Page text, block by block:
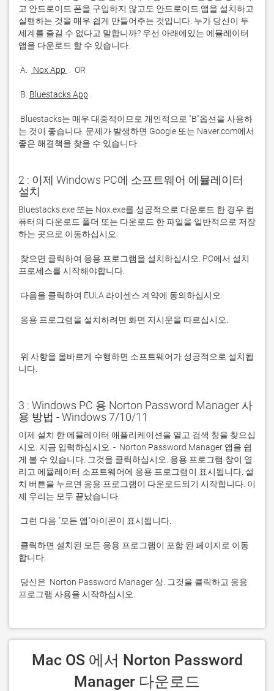
고 안드로이드 폰을 구입하지 않고도 안드로이드 앱을 설치하고
실행하는 것을 매우 쉽게 만들어주는 것입니다. 누가 당신이 두
세계를 즐길 수 없다고 말합니까? 우선 아래에있는 에뮬레이터
A. Nox App
B. Bluestacks App
는 것이 좋습니다. 문제가 발생하면 Google 또는 Naver.com에서
좋은 해결책을 찾을 수 있습니다.
2 : 이제 Windows PC에 소프트웨어 에뮬레이터
설치
Bluestacks.exe 또는 Nox.exe를 성공적으로 다운로드 한 경우 컴
퓨터의 다운로드 폴더 또는 다운로드 한 파일을 일반적으로 저장
니다.
3 : Windows PC 용 Norton Password Manager 사
용 방법 - Windows 7/10/11
이제 설치 한 에뮬레이터 애플리케이션을 열고 검색 창을 찾으십
시오. 지금 입력하십시오. -  Norton Password Manager 앱을 쉽
게 볼 수 있습니다. 그것을 클릭하십시오. 응용 프로그램 창이 열
리고 에뮬레이터 소프트웨어에 응용 프로그램이 표시됩니다. 설
치 버튼을 누르면 응용 프로그램이 다운로드되기 시작합니다. 이
프로그램 사용을 시작하십시오.
Manager 다운로드